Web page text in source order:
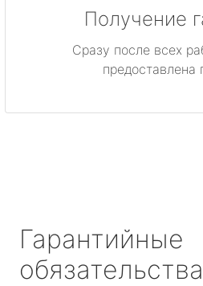
Получение
Сразу после всех
предоставлена
Гарантийные
обязательства